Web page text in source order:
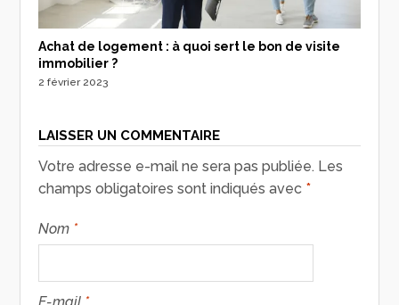
Achat de logement : à quoi sert le bon de visite
immobilier ?
2 février 2023
LAISSER UN COMMENTAIRE
Votre adresse e-mail ne sera pas publiée. Les
champs obligatoires sont indiqués avec *
Nom *